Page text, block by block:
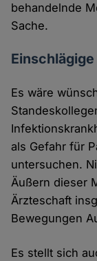
behandelnde
Sache.
Es wäre
als Gefahr für
untersuchen.
Äußern dieser
Ärzteschaft
Bewegungen
Es stellt sich